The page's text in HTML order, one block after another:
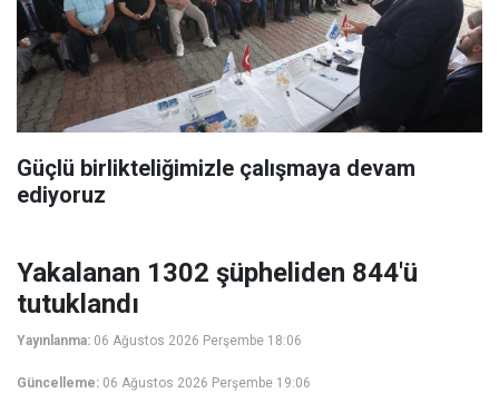
Güçlü birlikteliğimizle çalışmaya devam
ediyoruz
Yakalanan 1302 şüpheliden 844'ü
tutuklandı
Yayınlanma: 06 Ağustos 2026 Perşembe 18:06
Güncelleme: 06 Ağustos 2026 Perşembe 19:06